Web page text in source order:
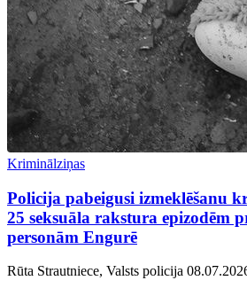
Kriminālziņas
Policija pabeigusi izmeklēšanu
25 seksuāla rakstura epizodēm
personām Engurē
Rūta Strautniece, Valsts policija